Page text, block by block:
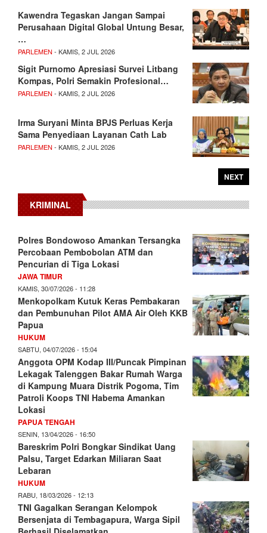
Kawendra Tegaskan Jangan Sampai
Perusahaan Digital Global Untung Besar,
…
PARLEMEN - KAMIS, 2 JUL 2026
Sigit Purnomo Apresiasi Survei Litbang
Kompas, Polri Semakin Profesional…
PARLEMEN - KAMIS, 2 JUL 2026
Irma Suryani Minta BPJS Perluas Kerja
Sama Penyediaan Layanan Cath Lab
PARLEMEN - KAMIS, 2 JUL 2026
NEXT
KRIMINAL
Polres Bondowoso Amankan Tersangka
Percobaan Pembobolan ATM dan
Pencurian di Tiga Lokasi
JAWA TIMUR
KAMIS, 30/07/2026 - 11:28
Menkopolkam Kutuk Keras Pembakaran
dan Pembunuhan Pilot AMA Air Oleh KKB
Papua
HUKUM
SABTU, 04/07/2026 - 15:04
Anggota OPM Kodap III/Puncak Pimpinan
Lekagak Talenggen Bakar Rumah Warga
di Kampung Muara Distrik Pogoma, Tim
Patroli Koops TNI Habema Amankan
Lokasi
PAPUA TENGAH
SENIN, 13/04/2026 - 16:50
Bareskrim Polri Bongkar Sindikat Uang
Palsu, Target Edarkan Miliaran Saat
Lebaran
HUKUM
RABU, 18/03/2026 - 12:13
TNI Gagalkan Serangan Kelompok
Bersenjata di Tembagapura, Warga Sipil